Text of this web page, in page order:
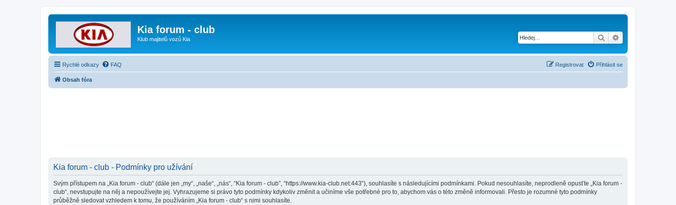
Kia forum - club
Klub majitelů vozů Kia Hledat
Rychlé odkazy FAQ Přihlásit se
Registrovat
Obsah fóra
Kia forum - club - Podmínky pro užívání
Svým přístupem na „Kia forum - club“ (dále jen „my“, „naše“, „nás“, “Kia forum - club”, “https://www.kia-club.net:443”), souhlasíte s následujícími podmínkami. Pokud nesouhlasíte, neprodleně opusťte „Kia forum -
club“, nevstupujte na něj a nepoužívejte jej. Vyhrazujeme si právo tyto podmínky kdykoliv změnit a učiníme vše potřebné pro to, abychom vás o této změně informovali. Přesto je rozumné tyto podmínky
průběžně sledovat vzhledem k tomu, že používáním „Kia forum - club“ s nimi souhlasíte.